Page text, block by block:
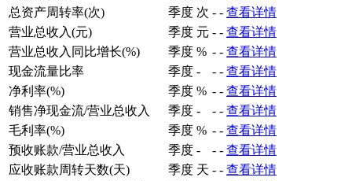
总资产周转率(次)
季度 次 - - 查看详情
营业总收入(元)
季度 元 - - 查看详情
营业总收入同比增长(%)
季度 % - - 查看详情
现金流量比率
季度 - - - 查看详情
净利率(%)
季度 % - - 查看详情
销售净现金流/营业总收入
季度 - - - 查看详情
毛利率(%)
季度 % - - 查看详情
预收账款/营业总收入
季度 - - - 查看详情
应收账款周转天数(天)
季度 天 - - 查看详情